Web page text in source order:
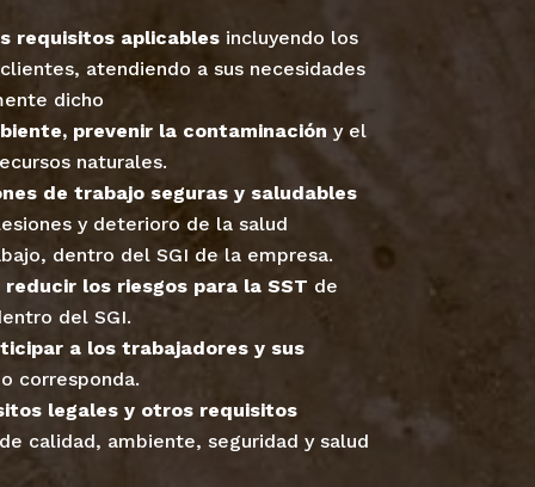
requisitos aplicablesincluyendo los
atendiendo a sus necesidades
dicho
prevenir la contaminación y el
naturales.
de trabajo seguras y saludables
y deterioro de la salud
dentro del SGI de la empresa.
los riesgos para la SST de
del SGI.
a los trabajadores y sus
corresponda.
legales y otros requisitos
calidad, ambiente, seguridad y salud